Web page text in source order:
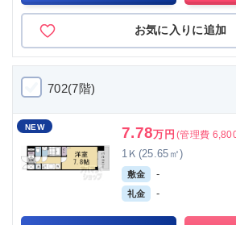
お気に入りに追加
702(7階)
NEW 7.78万円 (管理費
1Ｋ(25.65㎡)
敷金 -
礼金 -